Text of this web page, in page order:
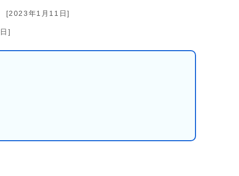
[2023年1月11日]
]